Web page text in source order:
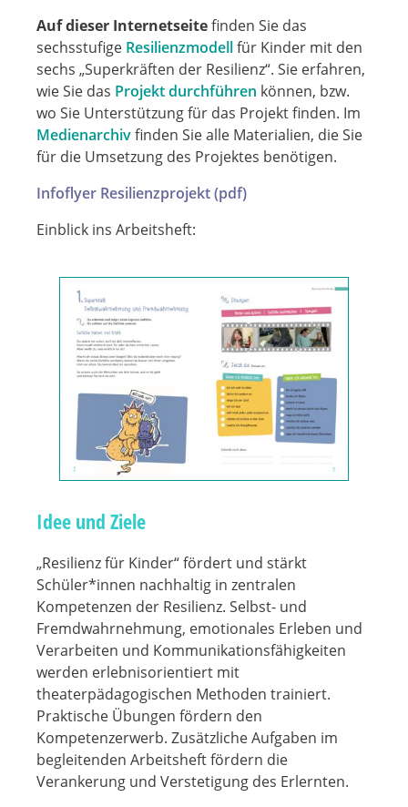
Auf dieser Internetseitefinden Sie das
sechsstufige Resilienzmodellfür Kinder mit den
sechs „Superkräften der Resilienz“. Sie erfahren,
wie Sie das Projekt durchführen können, bzw.
wo Sie Unterstützung für das Projekt finden. Im
Medienarchivfinden Sie alle Materialien, die Sie
für die Umsetzung des Projektes benötigen.
Infoflyer Resilienzprojekt (pdf)
Einblick ins Arbeitsheft:
Idee und Ziele
„Resilienz für Kinder“ fördert und stärkt
Schüler*innen nachhaltig in zentralen
Kompetenzen der Resilienz. Selbst- und
Fremdwahrnehmung, emotionales Erleben und
Verarbeiten und Kommunikationsfähigkeiten
werden erlebnisorientiert mit
theaterpädagogischen Methoden trainiert.
Praktische Übungen fördern den
Kompetenzerwerb. Zusätzliche Aufgaben im
begleitenden Arbeitsheft fördern die
Verankerung und Verstetigung des Erlernten.